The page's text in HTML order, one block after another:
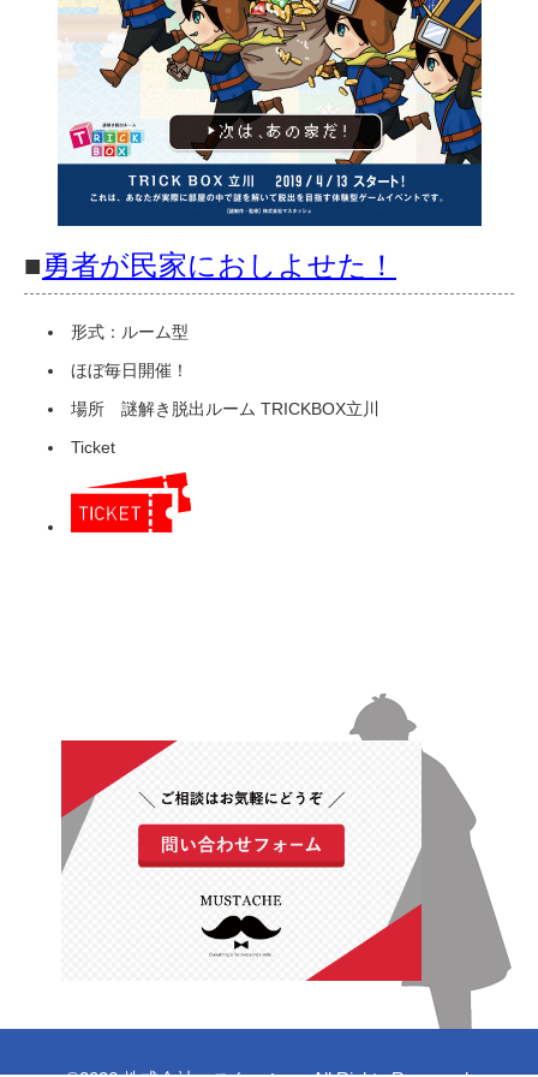
■勇者が民家におしよせた！
形式：ルーム型
ほぼ毎日開催！
場所 謎解き脱出ルーム TRICKBOX立川
Ticket